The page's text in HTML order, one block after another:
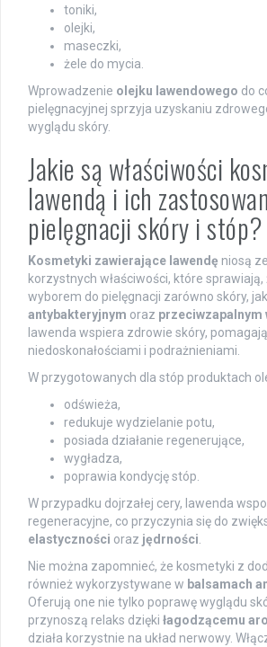
toniki,
olejki,
maseczki,
żele do mycia.
Wprowadzenie olejku lawendowego do
pielęgnacyjnej sprzyja uzyskaniu
wyglądu skóry.
Jakie są właściwości
lawendą i ich
pielęgnacji skóry i stóp?
Kosmetyki zawierające lawendę niosą
korzystnych właściwości, które
wyborem do pielęgnacji zarówno skóry,
antybakteryjnym oraz przeciwzapalnym
lawenda wspiera zdrowie skóry,
niedoskonałościami i podrażnieniami.
W przygotowanych dla stóp produktach
odświeża,
redukuje wydzielanie potu,
posiada działanie regenerujące,
wygładza,
poprawia kondycję stóp.
W przypadku dojrzałej cery, lawenda
regeneracyjne, co przyczynia się do
elastyczności oraz jędrności
Nie można zapomnieć, że kosmetyki z
również wykorzystywane w balsamach
Oferują one nie tylko poprawę wyglądu
przynoszą relaks dzięki łagodzącemu
działa korzystnie na układ nerwowy.